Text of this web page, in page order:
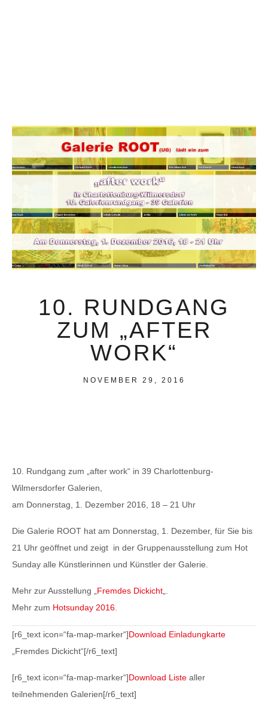
10. RUNDGANG
ZUM „AFTER
WORK“
NOVEMBER 29, 2016
10. Rundgang zum „after work“ in 39 Charlottenburg-
Wilmersdorfer Galerien,
am Donnerstag, 1. Dezember 2016, 18 – 21 Uhr
Die Galerie ROOT hat am Donnerstag, 1. Dezember, für Sie bis
21 Uhr geöffnet und zeigt in der Gruppenausstellung zum Hot
Sunday alle Künstlerinnen und Künstler der Galerie.
Mehr zur Ausstellung „Fremdes Dickicht„.
Mehr zum Hotsunday 2016.
[r6_text icon=“fa-map-marker“]Download Einladungkarte
„Fremdes Dickicht“[/r6_text]
[r6_text icon=“fa-map-marker“]Download Liste aller
teilnehmenden Galerien[/r6_text]